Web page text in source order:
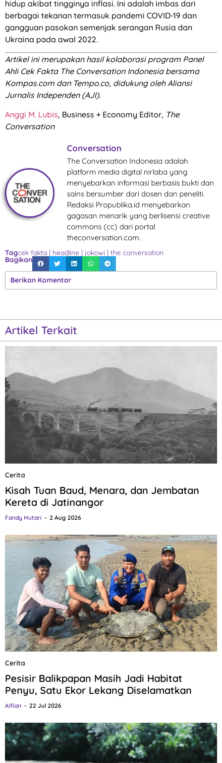
hidup akibat tingginya inflasi. Ini adalah imbas dari
berbagai tekanan termasuk pandemi COVID-19 dan
gangguan pasokan semenjak serangan Rusia dan
Ukraina pada awal 2022.
Artikel ini merupakan hasil kolaborasi program Panel
Ahli Cek Fakta The Conversation Indonesia bersama
Kompas.com dan Tempo.co, didukung oleh Aliansi
Jurnalis Independen (AJI).
Anggi M. Lubis, Business + Economy Editor, The
Conversation
Conversation
The Conversation Indonesia adalah
platform media digital nirlaba yang
menyebarkan informasi berbasis bukti dan
sains bersumber dari dosen dan peneliti.
Redaksi Propublika.id menyebarkan
gagasan menarik yang berlisensi creative
commons (cc) dari portal
theconversation.com.
Tagcek fakta | headline | jokowi | the conversation
Bagikan
Berikan Komentar
Artikel Terkait
Cerita
Kisah Tuan Baud, Menara, dan Jembatan
Kereta di Jatinangor
Fandy Hutari 2 Aug 2026
Cerita
Pesisir Balikpapan Masih Jadi Habitat
Penyu, Satu Ekor Lekang Diselamatkan
Alfian 22 Jul 2026